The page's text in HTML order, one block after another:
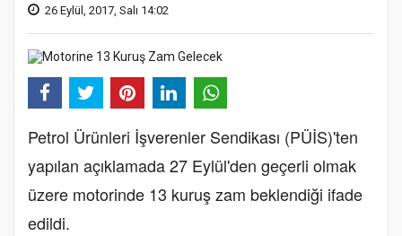
26 Eylül, 2017, Salı 14:02
Petrol Ürünleri İşverenler Sendikası (PÜİS)'ten
yapılan açıklamada 27 Eylül'den geçerli olmak
üzere motorinde 13 kuruş zam beklendiği ifade
edildi.